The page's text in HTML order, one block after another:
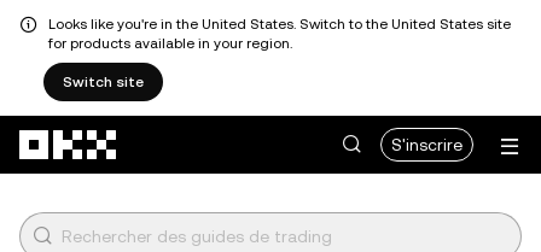
Looks like you're in the United States. Switch to the United States site
for products available in your region.
Switch site
S'inscrire